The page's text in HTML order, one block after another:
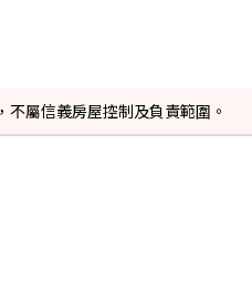
屬信義房屋控制及負責範圍。